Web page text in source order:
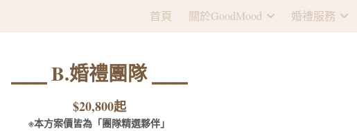
首頁 關於GoodMood 婚禮服務
⎯⎯⎯ B.婚禮團隊 ⎯⎯⎯
$20,800起
※本方案價皆為「團隊精選夥伴」